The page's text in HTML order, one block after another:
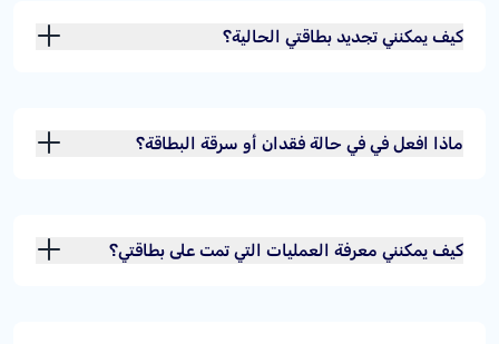
كيف يمكنني تجديد بطاقتي الحالية؟
ماذا افعل في في حالة فقدان أو سرقة البطاقة؟
كيف يمكنني معرفة العمليات التي تمت على بطاقتي؟